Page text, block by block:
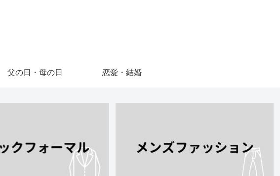
父の日・母の日 恋愛・結婚